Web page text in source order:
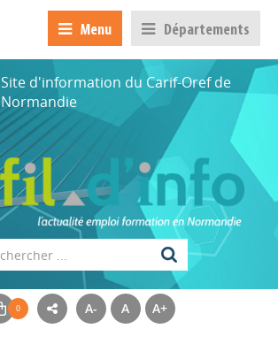
Menu Départements
Site d'information du Carif-Oref de
Normandie
A- A A+